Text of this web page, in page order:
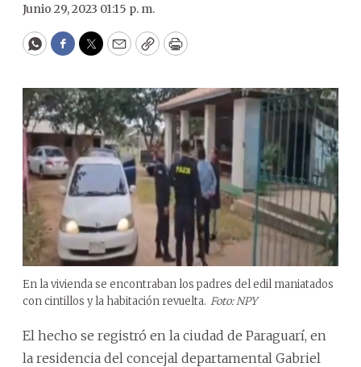
Junio 29, 2023 01:15 p. m.
WhatsApp
Facebook
Twitter
EmailCopyPrint
En la vivienda se encontraban los padres del edil maniatados
con cintillos y la habitación revuelta. Foto: NPY
El hecho se registró en la ciudad de Paraguarí, en
la residencia del concejal departamental Gabriel